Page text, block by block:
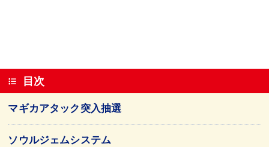
目次
マギカアタック突入抽選
ソウルジェムシステム